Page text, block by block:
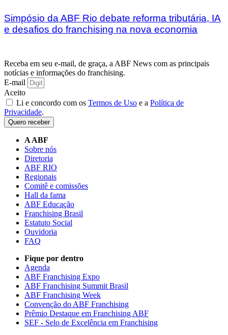
Simpósio da ABF Rio debate reforma tributária, IA
e desafios do franchising na nova economia
Receba em seu e-mail, de graça, a ABF News com as principais
notícias e informações do franchising.
E-mail
Aceito
Li e concordo com os Termos de Uso e a Política de
Privacidade.
Quero receber
A ABF
Sobre nós
Diretoria
ABF RIO
Regionais
Comitê e comissões
Hall da fama
ABF Educação
Franchising Brasil
Estatuto Social
Ouvidoria
FAQ
Fique por dentro
Agenda
ABF Franchising Expo
ABF Franchising Summit Brasil
ABF Franchising Week
Convenção do ABF Franchising
Prêmio Destaque em Franchising ABF
SEF - Selo de Excelência em Franchising